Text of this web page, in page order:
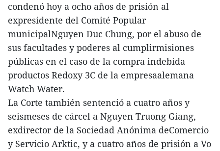
condenó hoy a ocho años de prisión al
expresidente del Comité Popular
municipalNguyen Duc Chung, por el abuso de
sus facultades y poderes al cumplirmisiones
públicas en el caso de la compra indebida
productos Redoxy 3C de la empresaalemana
Watch Water.
La Corte también sentenció a cuatro años y
seismeses de cárcel a Nguyen Truong Giang,
exdirector de la Sociedad Anónima deComercio
y Servicio Arktic, y a cuatro años de prisión a Vo